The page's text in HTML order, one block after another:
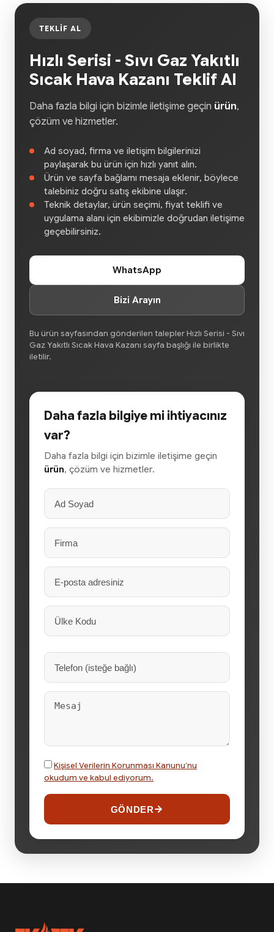
TEKLIF AL
Hızlı Serisi - Sıvı Gaz Yakıtlı
Sıcak Hava Kazanı Teklif Al
Daha fazla bilgi için bizimle iletişime geçin ürün,
çözüm ve hizmetler.
Ad soyad, firma ve iletişim bilgilerinizi
paylaşarak bu ürün için hızlı yanıt alın.
Ürün ve sayfa bağlamı mesaja eklenir, böylece
talebiniz doğru satış ekibine ulaşır.
Teknik detaylar, ürün seçimi, fiyat teklifi ve
uygulama alanı için ekibimizle doğrudan iletişime
geçebilirsiniz.
WhatsApp
Bizi Arayın
Bu ürün sayfasından gönderilen talepler Hızlı Serisi - Sıvı
Gaz Yakıtlı Sıcak Hava Kazanı sayfa başlığı ile birlikte
iletilir.
Daha fazla bilgiye mi ihtiyacınız
var?
Daha fazla bilgi için bizimle iletişime geçin
ürün, çözüm ve hizmetler.
Kişisel Verilerin Korunması Kanunu’nu
okudum ve kabul ediyorum.
GÖNDER